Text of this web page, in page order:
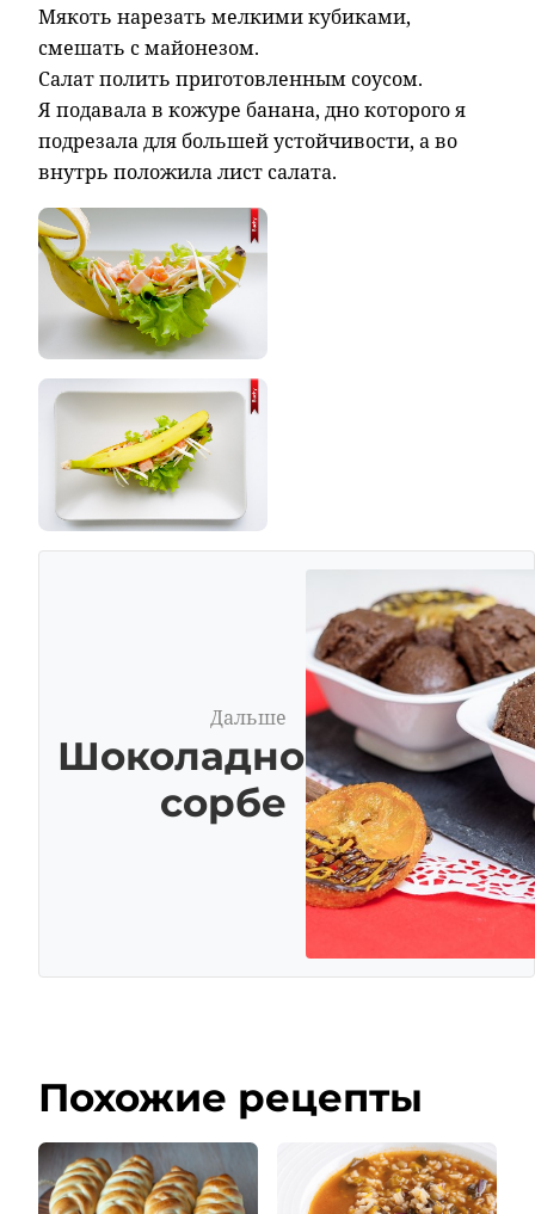
Мякоть нарезать мелкими кубиками,
смешать с майонезом.
Салат полить приготовленным соусом.
Я подавала в кожуре банана, дно которого я
подрезала для большей устойчивости, а во
внутрь положила лист салата.
Дальше
Шоколадное
сорбе
Похожие рецепты